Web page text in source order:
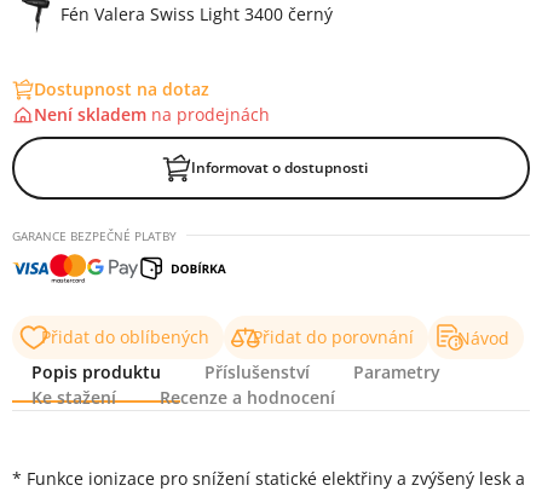
Fén Valera Swiss Light 3400 černý
Dostupnost na dotaz
Není skladem na prodejnách
Informovat o dostupnosti
GARANCE BEZPEČNÉ PLATBY
Přidat do oblíbených Přidat do porovnání
Návod
Popis produktu
Příslušenství
Parametry
Ke stažení
Recenze a hodnocení
* Funkce ionizace pro snížení statické elektřiny a zvýšený lesk a